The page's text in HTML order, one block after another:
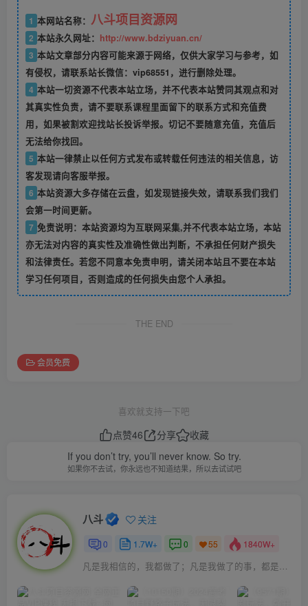
1 本网站名称： 八斗项目资源网
2 本站永久网址： http://www.bdziyuan.cn/
3 本站文章部分内容可能来源于网络，仅供大家学习与参考，如
有侵权，请联系站长微信：vip68551，进行删除处理。
4 本站一切资源不代表本站立场，并不代表本站赞同其观点和对
其真实性负责，请不要联系课程里面留下的联系方式和充值费
用，如果被割欢迎找站长投诉举报。切记不要随意充值，充值后
无法给你找回。
5 本站一律禁止以任何方式发布或转载任何违法的相关信息，访
客发现请向客服举报。
6 本站资源大多存储在云盘，如发现链接失效，请联系我们我们
会第一时间更新。
7 免责说明：本站资源均为互联网采集,并不代表本站立场，本站
亦无法对内容的真实性及准确性做出判断，不承担任何财产损失
和法律责任。若您不同意本免责申明，请关闭本站且不要在本站
学习任何项目，否则造成的任何损失由您个人承担。
THE END
会员免费
喜欢就支持一下吧
点赞46 分享
收藏
If you don’t try, you’ll never know. So try.
如果你不去试，你永远也不知道结果，所以去试试吧
八斗 关注
0 1.7W+ 0 55 1840W+
凡是我相信的，我都做了；凡是我做了的事，都是全身心地投入去做的